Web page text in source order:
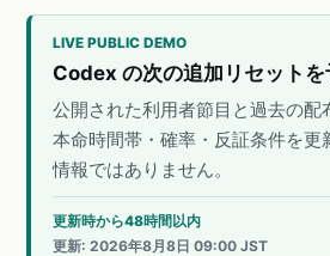
LIVE PUBLIC DEMO
Codex の次の追加リセットを
公開された利用者節目と過去の配
本命時間帯・確率・反証条件を更
情報ではありません。
更新時から48時間以内
更新:2026年8月8日 09:00 JST